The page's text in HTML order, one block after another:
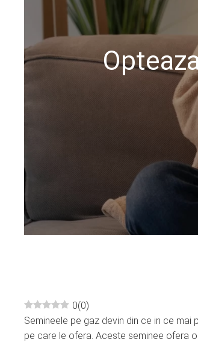
0(0)
Semineele pe gaz devin din ce in ce
pe care le ofera. Aceste seminee ofera